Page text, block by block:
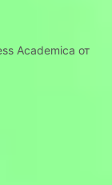
Academica от